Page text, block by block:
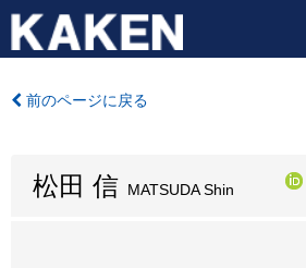
前のページに戻る
松田 信 MATSUDA Shin